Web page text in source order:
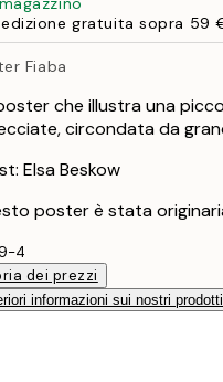
gratuita sopra 59
Fiaba
che illustra una
circondata da
Elsa Beskow
poster è stata
4
dei prezzi
informazioni sui nostri prodotti